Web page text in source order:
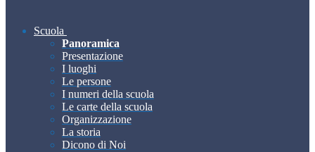
Scuola
Panoramica
Presentazione
I luoghi
Le persone
I numeri della scuola
Le carte della scuola
Organizzazione
La storia
Dicono di Noi